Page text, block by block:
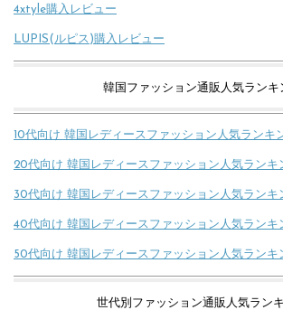
4xtyle購入レビュー
LUPIS(ルピス)購入レビュー
韓国ファッション通販人気ランキ
10代向け 韓国レディースファッション人気ランキ
20代向け 韓国レディースファッション人気ランキ
30代向け 韓国レディースファッション人気ランキ
40代向け 韓国レディースファッション人気ランキ
50代向け 韓国レディースファッション人気ランキ
世代別ファッション通販人気ラン